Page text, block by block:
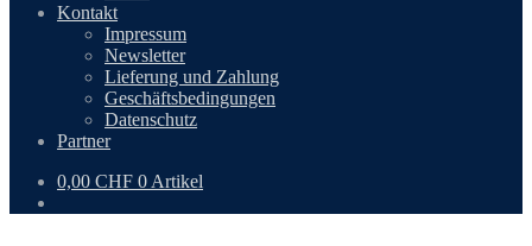
Kontakt
Impressum
Newsletter
Lieferung und Zahlung
Geschäftsbedingungen
Datenschutz
Partner
0,00 CHF 0 Artikel